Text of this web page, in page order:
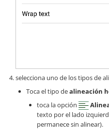
selecciona uno de los tipos de
Toca el tipo dealineación
toca la opción
texto por el lado
permanece sin alinear).